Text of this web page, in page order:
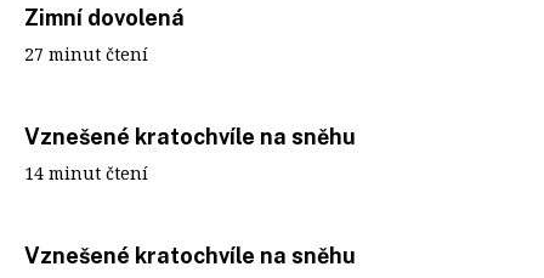
Zimní dovolená
27 minut čtení
Vznešené kratochvíle na sněhu
14 minut čtení
Vznešené kratochvíle na sněhu